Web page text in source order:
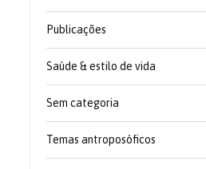
Publicações
Saúde & estilo de vida
Sem categoria
Temas antroposóficos